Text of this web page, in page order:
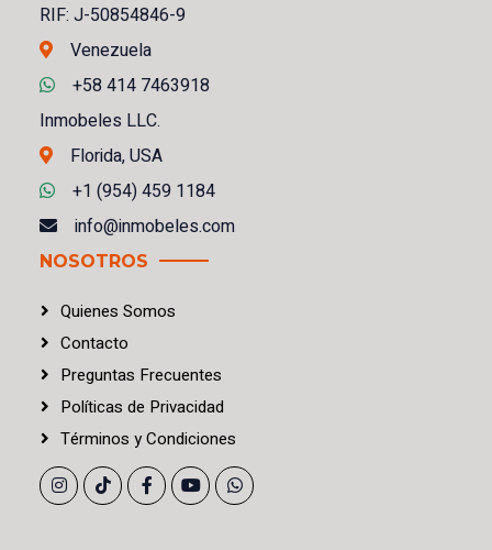
RIF: J-50854846-9
Venezuela
+58 414 7463918
Inmobeles LLC.
Florida, USA
+1 (954) 459 1184
info@inmobeles.com
NOSOTROS
Quienes Somos
Contacto
Preguntas Frecuentes
Políticas de Privacidad
Términos yCondiciones